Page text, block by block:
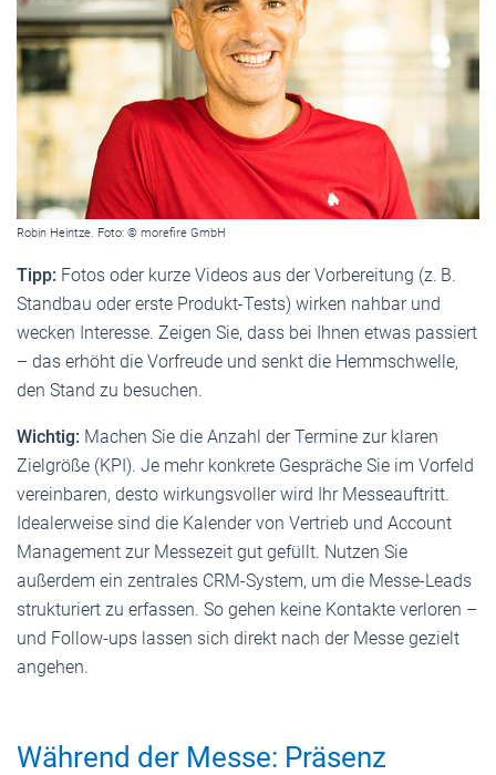
Robin Heintze. Foto: © morefire GmbH
Tipp: Fotos oder kurze Videos aus der Vorbereitung (z. B.
Standbau oder erste Produkt-Tests) wirken nahbar und
wecken Interesse. Zeigen Sie, dass bei Ihnen etwas passiert
– das erhöht die Vorfreude und senkt die Hemmschwelle,
den Stand zu besuchen.
Wichtig: Machen Sie die Anzahl der Termine zur klaren
Zielgröße (KPI). Je mehr konkrete Gespräche Sie im Vorfeld
vereinbaren, desto wirkungsvoller wird Ihr Messeauftritt.
Idealerweise sind die Kalender von Vertrieb und Account
Management zur Messezeit gut gefüllt. Nutzen Sie
außerdem ein zentrales CRM-System, um die Messe-Leads
strukturiert zu erfassen. So gehen keine Kontakte verloren –
und Follow-ups lassen sich direkt nach der Messe gezielt
angehen.
Während der Messe: Präsenz